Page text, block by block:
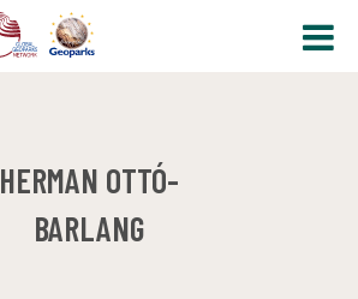
HERMAN OTTÓ-
BARLANG